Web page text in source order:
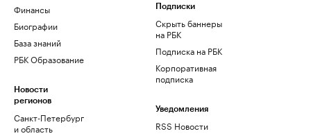
Финансы
Биографии
База знаний
РБК Образование
Новости
регионов
Санкт-Петербург
и область
Подписки
Скрыть баннеры
на РБК
Подписка на РБК
Корпоративная
подписка
Уведомления
RSS Новости